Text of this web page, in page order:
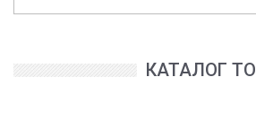
КАТАЛОГ ТО